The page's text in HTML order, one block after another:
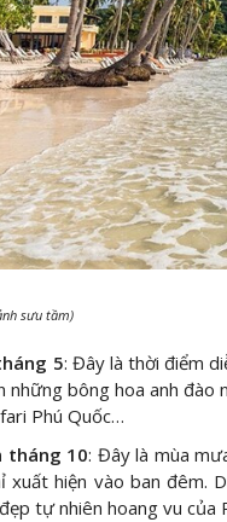
sưu tầm)
5: Đây là thời điểm
những bông hoa anh
Phú Quốc…
tháng 10: Đây là mùa
xuất hiện vào ban đêm.
tự nhiên hoang vu của